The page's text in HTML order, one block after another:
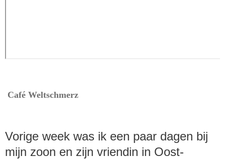
Café Weltschmerz
Vorige week was ik een paar dagen bij
mijn zoon en zijn vriendin in Oost-